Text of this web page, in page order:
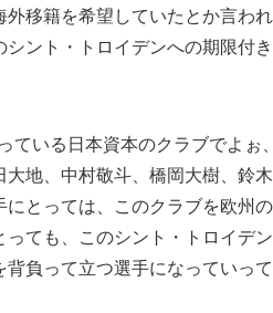
移籍を希望していたとか言わ
ント・トロイデンへの期限付
ている日本資本のクラブでよぉ
地、中村敬斗、橋岡大樹、鈴
とっては、このクラブを欧州
ても、このシント・トロイデ
負って立つ選手になっていっ